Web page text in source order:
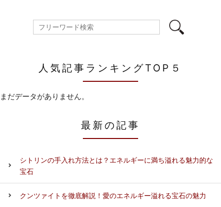
人気記事ランキングTOP５
まだデータがありません。
最新の記事
シトリンの手入れ方法とは？エネルギーに満ち溢れる魅力的な
宝石
クンツァイトを徹底解説！愛のエネルギー溢れる宝石の魅力